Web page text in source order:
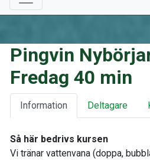
Pingvin
Fredag 40 min
Information Deltagare
Så här bedrivs kursen
Vi tränar vattenvana (doppa,